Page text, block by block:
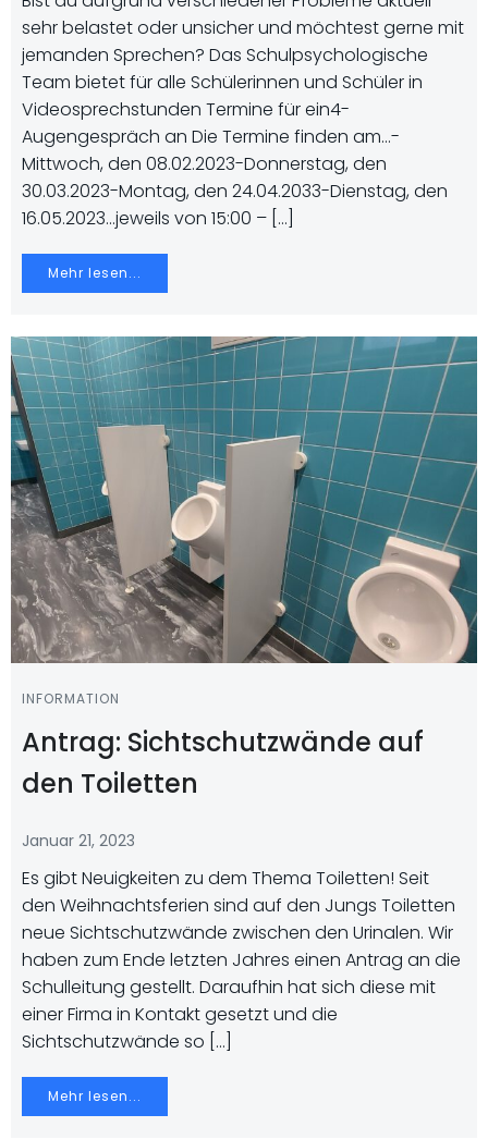
sehr belastet oder unsicher und möchtest gerne mit
jemanden Sprechen? Das Schulpsychologische
Team bietet für alle Schülerinnen und Schüler in
Videosprechstunden Termine für ein4-
Augengespräch an Die Termine finden am…-
Mittwoch, den 08.02.2023-Donnerstag, den
30.03.2023-Montag, den 24.04.2033-Dienstag, den
16.05.2023…jeweils von 15:00 – […]
Mehr lesen...
INFORMATION
Antrag: Sichtschutzwände auf
den Toiletten
Januar 21, 2023
Es gibt Neuigkeiten zu dem Thema Toiletten! Seit
den Weihnachtsferien sind auf den Jungs Toiletten
neue Sichtschutzwände zwischen den Urinalen. Wir
haben zum Ende letzten Jahres einen Antrag an die
Schulleitung gestellt. Daraufhin hat sich diese mit
einer Firma in Kontakt gesetzt und die
Sichtschutzwände so […]
Mehr lesen...